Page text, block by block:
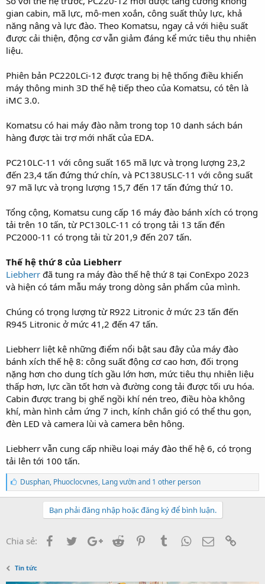
gian cabin, mã lực, mô-men xoắn, công suất thủy lực, khả
năng nâng và lực đào. Theo Komatsu, ngay cả với hiệu suất
được cải thiện, động cơ vẫn giảm đáng kể mức tiêu thụ nhiên
liệu.
Phiên bản PC220LCi-12 được trang bị hệ thống điều khiển
máy thông minh 3D thế hệ tiếp theo của Komatsu, có tên là
iMC 3.0.
Komatsu có hai máy đào nằm trong top 10 danh sách bán
hàng được tài trợ mới nhất của EDA.
PC210LC-11 với công suất 165 mã lực và trọng lượng 23,2
đến 23,4 tấn đứng thứ chín, và PC138USLC-11 với công suất
97 mã lực và trọng lượng 15,7 đến 17 tấn đứng thứ 10.
Tổng cộng, Komatsu cung cấp 16 máy đào bánh xích có trọng
tải trên 10 tấn, từ PC130LC-11 có trọng tải 13 tấn đến
PC2000-11 có trọng tải từ 201,9 đến 207 tấn.
Thế hệ thứ 8 của Liebherr
Liebherr đã tung ra máy đào thế hệ thứ 8 tại ConExpo 2023
và hiện có tám mẫu máy trong dòng sản phẩm của mình.
Chúng có trọng lượng từ R922 Litronic ở mức 23 tấn đến
R945 Litronic ở mức 41,2 đến 47 tấn.
Liebherr liệt kê những điểm nổi bật sau đây của máy đào
bánh xích thế hệ 8: công suất động cơ cao hơn, đối trọng
nặng hơn cho dung tích gầu lớn hơn, mức tiêu thụ nhiên liệu
thấp hơn, lực cần tốt hơn và đường cong tải được tối ưu hóa.
Cabin được trang bị ghế ngồi khí nén treo, điều hòa không
khí, màn hình cảm ứng 7 inch, kính chắn gió có thể thu gọn,
đèn LED và camera lùi và camera bên hông.
Liebherr vẫn cung cấp nhiều loại máy đào thế hệ 6, có trọng
tải lên tới 100 tấn.
T
h
í
Dusphan, Phuoclocvnes, Lang vườn and 1 other person
Bạn phải đăng nhập hoặc đăng ký để bình luận.
Chia sẻ: FacebookTwitterGoogle+
Reddit PinterestTumblrWhatsApp
Email
Tin tức